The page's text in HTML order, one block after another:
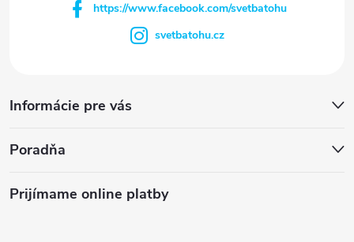
https://www.facebook.com/svetbatohu
svetbatohu.cz
Informácie pre vás
Poradňa
Prijímame online platby